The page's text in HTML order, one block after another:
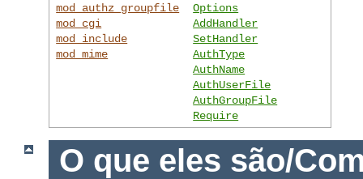
mod_authz_groupfile
mod_cgi
mod_include
mod_mime
Options
AddHandler
SetHandler
AuthType
AuthName
AuthUserFile
AuthGroupFile
Require
O que eles são/